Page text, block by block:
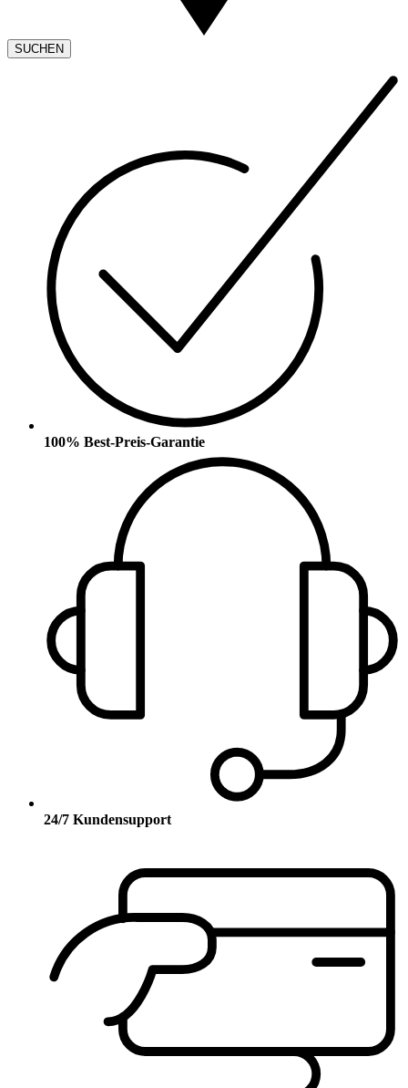
SUCHEN
100% Best-Preis-Garantie
24/7 Kundensupport